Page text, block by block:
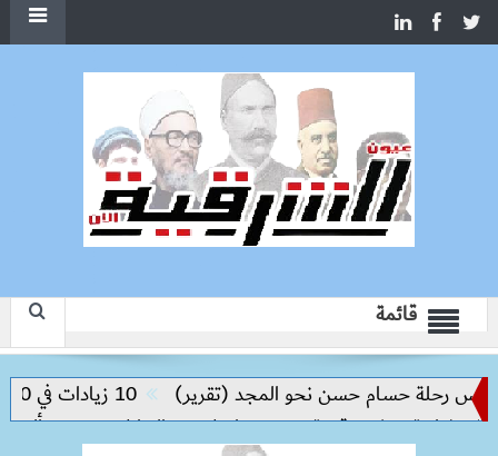
قائمة
رحلة حسام حسن نحو المجد (تقرير)
10 زيادات في 10 سنوات.. هل حان الوقت لرفع دعم البنزين نهائيا؟
تكشف قيمة نجم نيوكاسل
التنازل عن 550 ألف دولار.. كواليس رحيل سيف الدين الجزيري عن الزمالك